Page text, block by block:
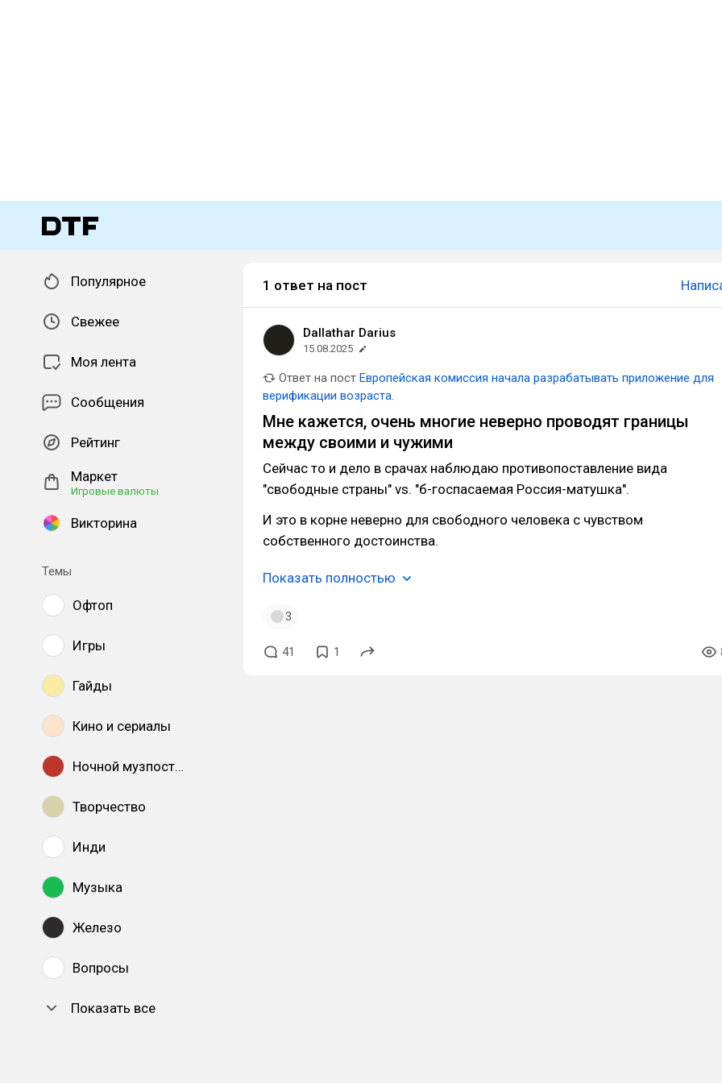
Популярное
Свежее
Моя лента
Сообщения
Рейтинг
Маркет
Игровые валюты
Викторина
Темы
Офтоп
Игры
Гайды
Кино и сериалы
Ночной музпостинг
Творчество
Инди
Музыка
Железо
Вопросы
Показать все
1 ответ на пост
Dallathar Darius
15.08.2025
Ответ на пост Европейская комиссия начала разрабатывать приложение для
верификации возраста.
Мне кажется, очень многие неверно проводят границы
между своими и чужими
Сейчас то и дело в срачах наблюдаю противопоставление вида
"свободные страны" vs. "б-госпасаемая Россия-матушка".
И это в корне неверно для свободного человека с чувством
собственного достоинства.
Показать полностью
3
41 1